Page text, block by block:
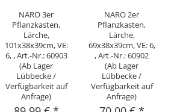
NARO 3er
Pflanzkasten,
Lärche,
101x38x39cm, VE:
6, , Art.-Nr.: 60903
(Ab Lager
Lübbecke /
Verfügbarkeit auf
Anfrage)
NARO 2er
Pflanzkasten,
Lärche,
69x38x39cm, VE: 6,
, Art.-Nr.: 60902
(Ab Lager
Lübbecke /
Verfügbarkeit auf
Anfrage)